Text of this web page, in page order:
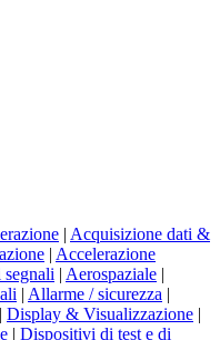
| Acquisizione dati &
| Accelerazione
| Aerospaziale |
| Allarme / sicurezza |
| Display & Visualizzazione |
| Dispositivi di test e di